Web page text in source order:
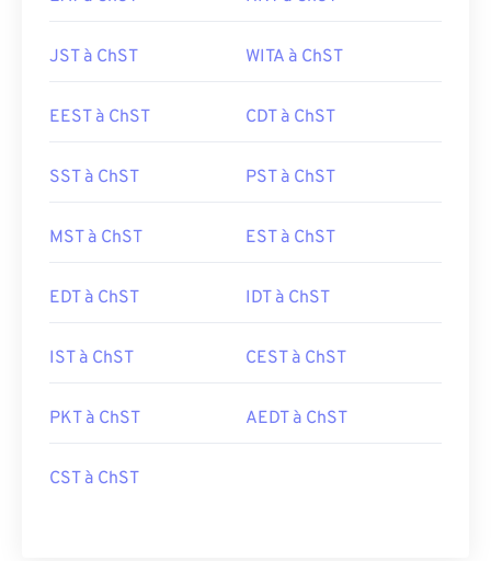
JST à ChST WITA à ChST
EEST à ChST CDT à ChST
SST à ChST PST à ChST
MST à ChST EST à ChST
EDT à ChST IDT à ChST
IST à ChST CEST à ChST
PKT à ChST AEDT à ChST
CST à ChST